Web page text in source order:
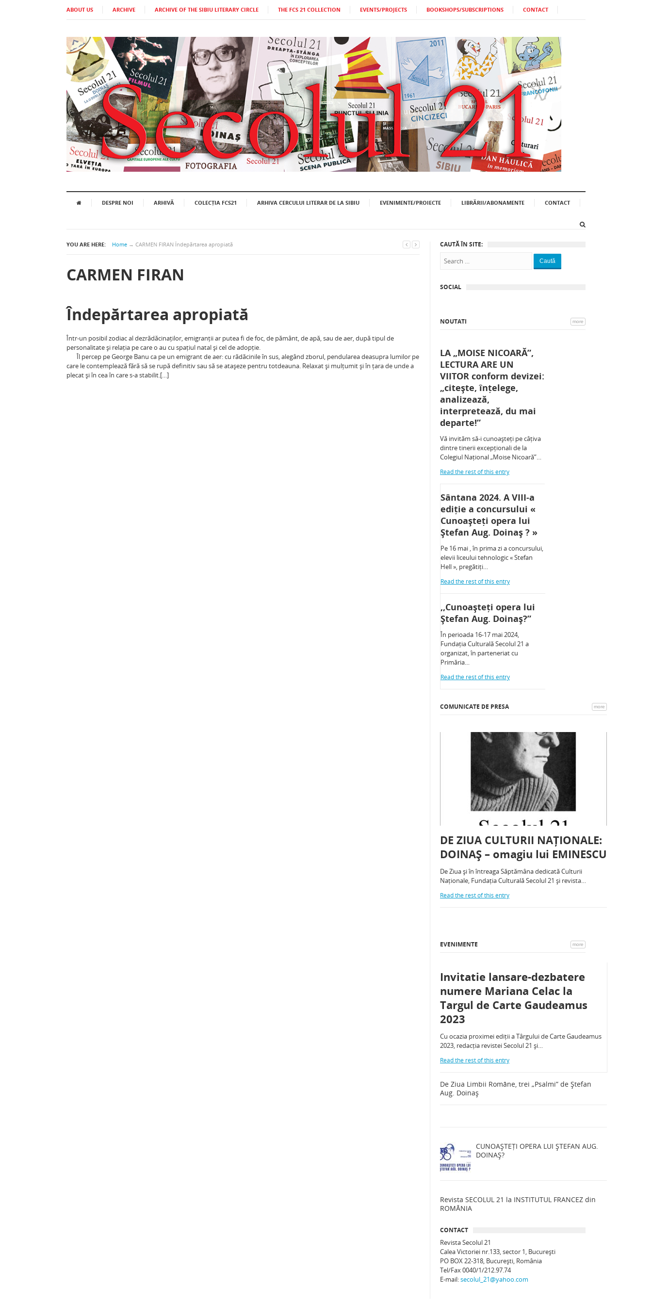
ABOUT US ARCHIVE ARCHIVE OF THE SIBIU LITERARY CIRCLE THE FCS 21 COLLECTION EVENTS/PROJECTS BOOKSHOPS/SUBSCRIPTIONS CONTACT
DESPRE NOI ARHIVĂ COLECȚIA FCS21 ARHIVA CERCULUI LITERAR DE LA SIBIU EVENIMENTE/PROIECTE LIBRĂRII/ABONAMENTE CONTACT
YOU ARE HERE: Home → CARMEN FIRAN Îndepărtarea apropiată
CARMEN FIRAN
Îndepărtarea apropiată
Într-un posibil zodiac al dezrădăcinaților, emigranții ar putea fi de foc, de pământ, de apă, sau de aer, după tipul de
personalitate și relația pe care o au cu spațiul natal și cel de adopție.
Îl percep pe George Banu ca pe un emigrant de aer: cu rădăcinile în sus, alegând zborul, pendularea deasupra lumilor pe
care le contemplează fără să se rupă definitiv sau să se atașeze pentru totdeauna. Relaxat și mulțumit și în țara de unde a
plecat și în cea în care s-a stabilit.[…]
CAUTĂ ÎN SITE:
Caută
SOCIAL
NOUTATI more
LA „MOISE NICOARĂ”,
LECTURA ARE UN
VIITOR conform devizei:
„citește, înțelege,
analizează,
interpretează, du mai
departe!”
Vă invităm să-i cunoașteți pe câțiva
dintre tinerii excepționali de la
Colegiul Național „Moise Nicoară”…
Read the rest of this entry
Sântana 2024. A VIII-a
ediție a concursului «
Cunoașteți opera lui
Ștefan Aug. Doinaș ? »
Pe 16 mai , în prima zi a concursului,
elevii liceului tehnologic « Stefan
Hell », pregătiți…
Read the rest of this entry
,,Cunoașteți opera lui
Ștefan Aug. Doinaș?”
În perioada 16-17 mai 2024,
Fundația Culturală Secolul 21 a
organizat, în parteneriat cu
Primăria…
Read the rest of this entry
COMUNICATE DE PRESA more
DE ZIUA CULTURII NAȚIONALE:
DOINAȘ – omagiu lui EMINESCU
De Ziua și în întreaga Săptămâna dedicată Culturii
Naționale, Fundația Culturală Secolul 21 și revista…
Read the rest of this entry
EVENIMENTE more
Invitatie lansare-dezbatere
numere Mariana Celac la
Targul de Carte Gaudeamus
2023
Cu ocazia proximei ediții a Târgului de Carte Gaudeamus
2023, redacția revistei Secolul 21 și…
Read the rest of this entry
De Ziua Limbii Române, trei „Psalmi” de Ștefan
Aug. Doinaș
CUNOAȘTEȚI OPERA LUI ȘTEFAN AUG.
DOINAȘ?
Revista SECOLUL 21 la INSTITUTUL FRANCEZ din
ROMÂNIA
CONTACT
Revista Secolul 21
Calea Victoriei nr.133, sector 1, Bucureşti
PO BOX 22-318, București, România
Tel/Fax 0040/1/212.97.74
E-mail:secolul_21@yahoo.com